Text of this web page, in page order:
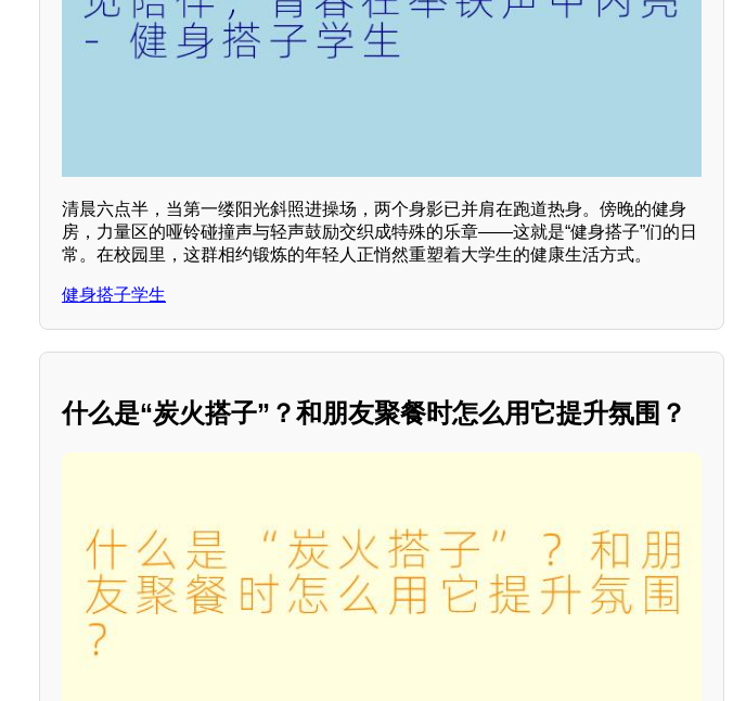
清晨六点半，当第一缕阳光斜照进操场，两个身影已并肩在跑道热身。傍晚的健身
房，力量区的哑铃碰撞声与轻声鼓励交织成特殊的乐章——这就是“健身搭子”们的日
常。在校园里，这群相约锻炼的年轻人正悄然重塑着大学生的健康生活方式。
健身搭子学生
什么是“炭火搭子”？和朋友聚餐时怎么用它提升氛围？